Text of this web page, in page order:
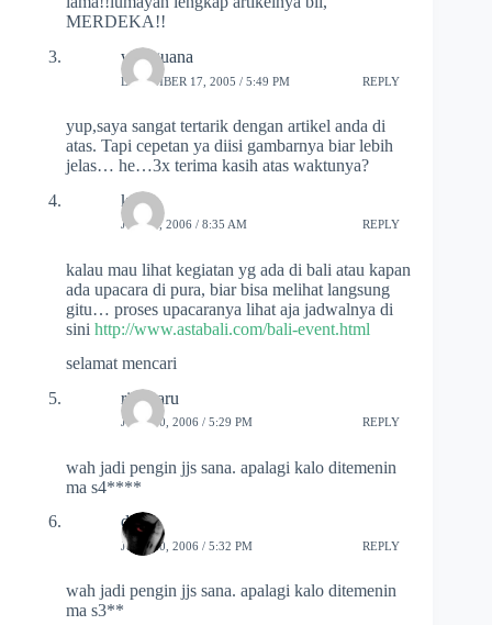
MERDEKA!!
wiraguana
DECEMBER 17, 2005 / 5:49 PM REPLY
yup,saya sangat tertarik dengan artikel anda di
atas. Tapi cepetan ya diisi gambarnya biar lebih
jelas… he…3x terima kasih atas waktunya?
ketut
JULY 8, 2006 / 8:35 AM REPLY
kalau mau lihat kegiatan yg ada di bali atau kapan
ada upacara di pura, biar bisa melihat langsung
gitu… proses upacaranya lihat aja jadwalnya di
sini http://www.astabali.com/bali-event.html
selamat mencari
rikimaru
JULY 10, 2006 / 5:29 PM REPLY
wah jadi pengin jjs sana. apalagi kalo ditemenin
ma s4****
dexa
JULY 10, 2006 / 5:32 PM REPLY
wah jadi pengin jjs sana. apalagi kalo ditemenin
ma s3**